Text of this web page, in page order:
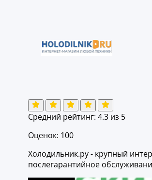
Средний рейтинг: 4.3 из 5
Оценок: 100
Холодильник.ру - крупный
послегарантийное